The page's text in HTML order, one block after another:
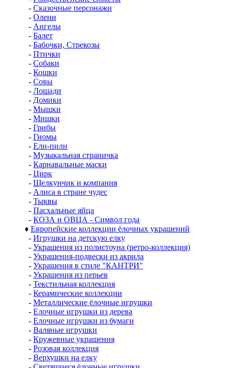
- Сказочные персонажи
- Олени
- Ангелы
- Балет
- Бабочки, Стрекозы
- Птички
- Собаки
- Кошки
- Совы
- Лошади
- Домики
- Мышки
- Мишки
- Грибы
- Гномы
- Ели-пили
- Музыкальная страничка
- Карнавальные маски
- Цирк
- Щелкунчик и компания
- Алиса в стране чудес
- Тыквы
- Пасхальные яйца
- КОЗА и ОВЦА - Символ года
♦ Европейские коллекции ёлочных украшений
- Игрушки на детскую елку
- Украшения из полистоуна (ретро-коллекция)
- Украшения-подвески из акрила
- Украшения в стиле "КАНТРИ"
- Украшения из перьев
- Текстильная коллекция
- Керамические коллекции
- Металлические ёлочные игрушки
- Елочные игрушки из дерева
- Елочные игрушки из бумаги
- Валяные игрушки
- Кружевные украшения
- Розовая коллекция
- Верхушки на елку